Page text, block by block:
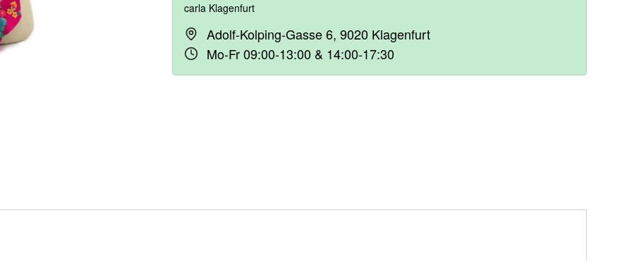
carla Klagenfurt
Adolf-Kolping-Gasse 6, 9020 Klagenfurt
Mo-Fr 09:00-13:00 & 14:00-17:30